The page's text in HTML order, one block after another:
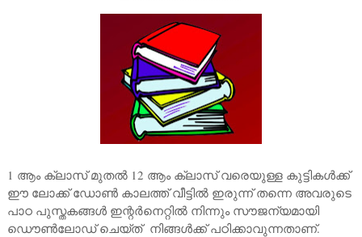
1 ആം ക്ലാസ് മുതൽ 12 ആം ക്ലാസ് വരെയുള്ള കുട്ടികൾക്ക്
ഈ ലോക്ക് ഡോൺ കാലത്ത് വീട്ടിൽ ഇരുന്ന് തന്നെ അവരുടെ
പാഠ പുസ്തകങ്ങൾ ഇന്റർനെറ്റിൽ നിന്നും സൗജന്യമായി
ഡൌൺലോഡ് ചെയ്ത് നിങ്ങൾക്ക് പഠിക്കാവുന്നതാണ്.